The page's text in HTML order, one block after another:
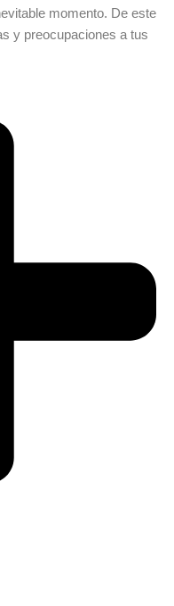
momento. De este
y preocupaciones a tus